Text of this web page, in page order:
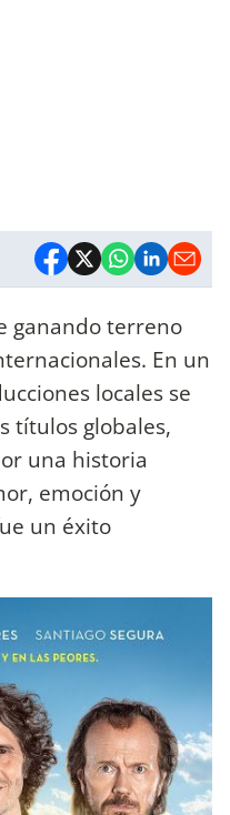
ganando terreno
En un
locales se
títulos globales,
una historia
emoción y
un éxito